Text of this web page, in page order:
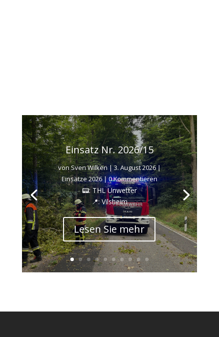
Einsatz Nr. 2026/15
vonSven Wilken|3. August 2026|
Einsätze 2026| 0 Kommentieren
📟: THL Unwetter
📍: Vilsheim
Lesen Sie mehr